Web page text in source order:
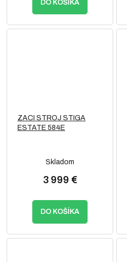
DO KOŠÍKA
ZACI STROJ STIGA
ESTATE 584E
Skladom
3 999 €
DO KOŠÍKA